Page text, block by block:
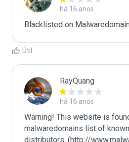
há 16 anos
Blacklisted on
Útil
RayQuang
há 16 anos
Warning! This website is
malwaredomains list of
distributors. (http://